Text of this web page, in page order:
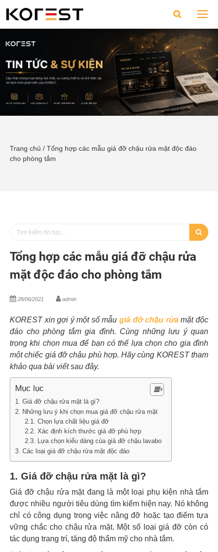
Trang chủ / Tổng hợp các mẫu giá đỡ chậu rửa mặt độc đáo
cho phòng tắm
Tổng hợp các mẫu giá đỡ chậu rửa
mặt độc đáo cho phòng tắm
28/06/2021 admin
KOREST xin gợi ý một số mẫugiá đỡ chậu rửamặt độc
đáo cho phòng tắm gia đình. Cùng những lưu ý quan
trọng khi chọn mua để bạn có thể lựa chọn cho gia đình
một chiếc giá đỡ chậu phù hợp. Hãy cùng KOREST tham
khảo qua bài viết sau đây.
Mục lục
1. Giá đỡ chậu rửa mặt là gì?
2. Những lưu ý khi chọn mua giá đỡ chậu rửa mặt
2.1. Chọn lựa chất liệu giá đỡ
2.2. Xác định kích thước giá đỡ phù hợp
2.3. Lựa chọn kiểu dáng của giá đỡ chậu lavabo
3. Các loại giá đỡ chậu rửa mặt độc đáo
1. Giá đỡ chậu rửa mặt là gì?
Giá đỡ chậu rửa mặt đang là một loại phụ kiện nhà tắm
được nhiều người tiêu dùng tìm kiếm hiện nay. Nó không
chỉ có công dụng trong việc nâng đỡ hoặc tạo điểm tựa
vững chắc cho chậu rửa mặt. Một số loại giá đỡ còn có
tác dụng trang trí, tăng độ thẩm mỹ cho nhà tắm.